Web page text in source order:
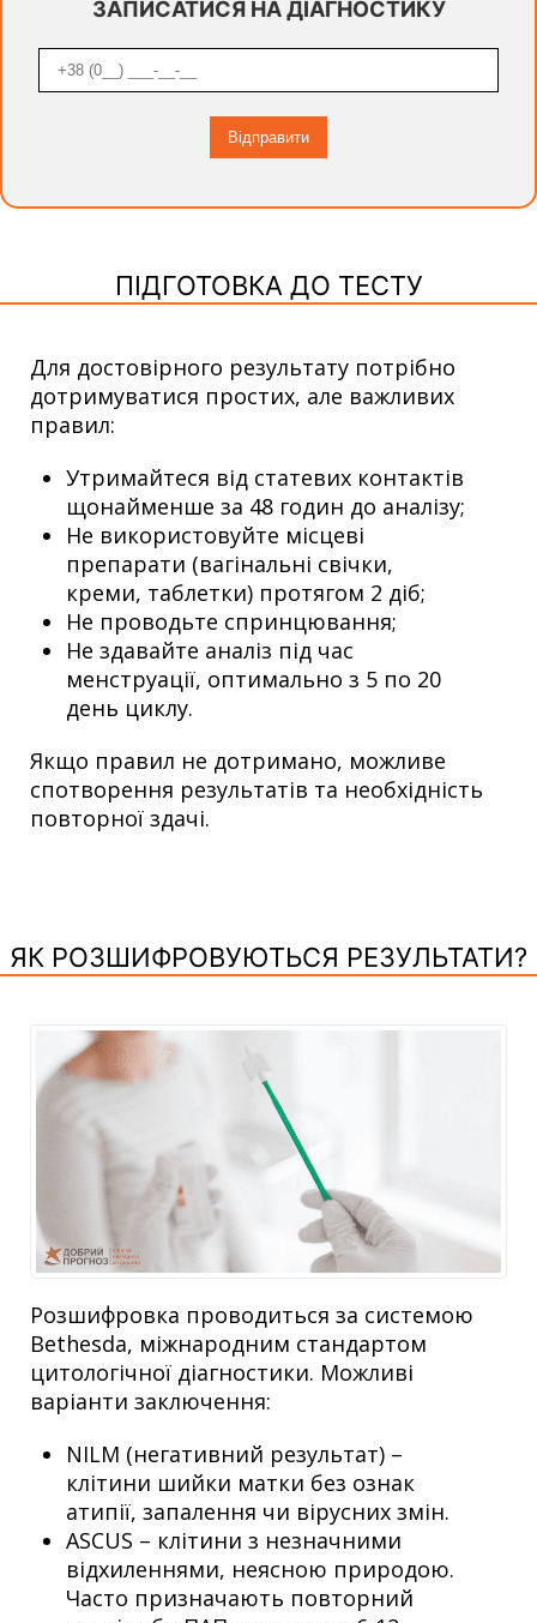
ЗАПИСАТИСЯ НА ДІАГНОСТИКУ
ПІДГОТОВКА ДО ТЕСТУ
Для достовірного результату потрібно
дотримуватися простих, але важливих
правил:
Утримайтеся від статевих контактів
щонайменше за 48 годин до аналізу;
Не використовуйте місцеві
препарати (вагінальні свічки,
креми, таблетки) протягом 2 діб;
Не проводьте спринцювання;
Не здавайте аналіз під час
менструації, оптимально з 5 по 20
день циклу.
Якщо правил не дотримано, можливе
спотворення результатів та необхідність
повторної здачі.
ЯК РОЗШИФРОВУЮТЬСЯ РЕЗУЛЬТАТИ?
Розшифровка проводиться за системою
Bethesda, міжнародним стандартом
цитологічної діагностики. Можливі
варіанти заключення:
NILM (негативний результат) –
клітини шийки матки без ознак
атипії, запалення чи вірусних змін.
ASCUS – клітини з незначними
відхиленнями, неясною природою.
Часто призначають повторний